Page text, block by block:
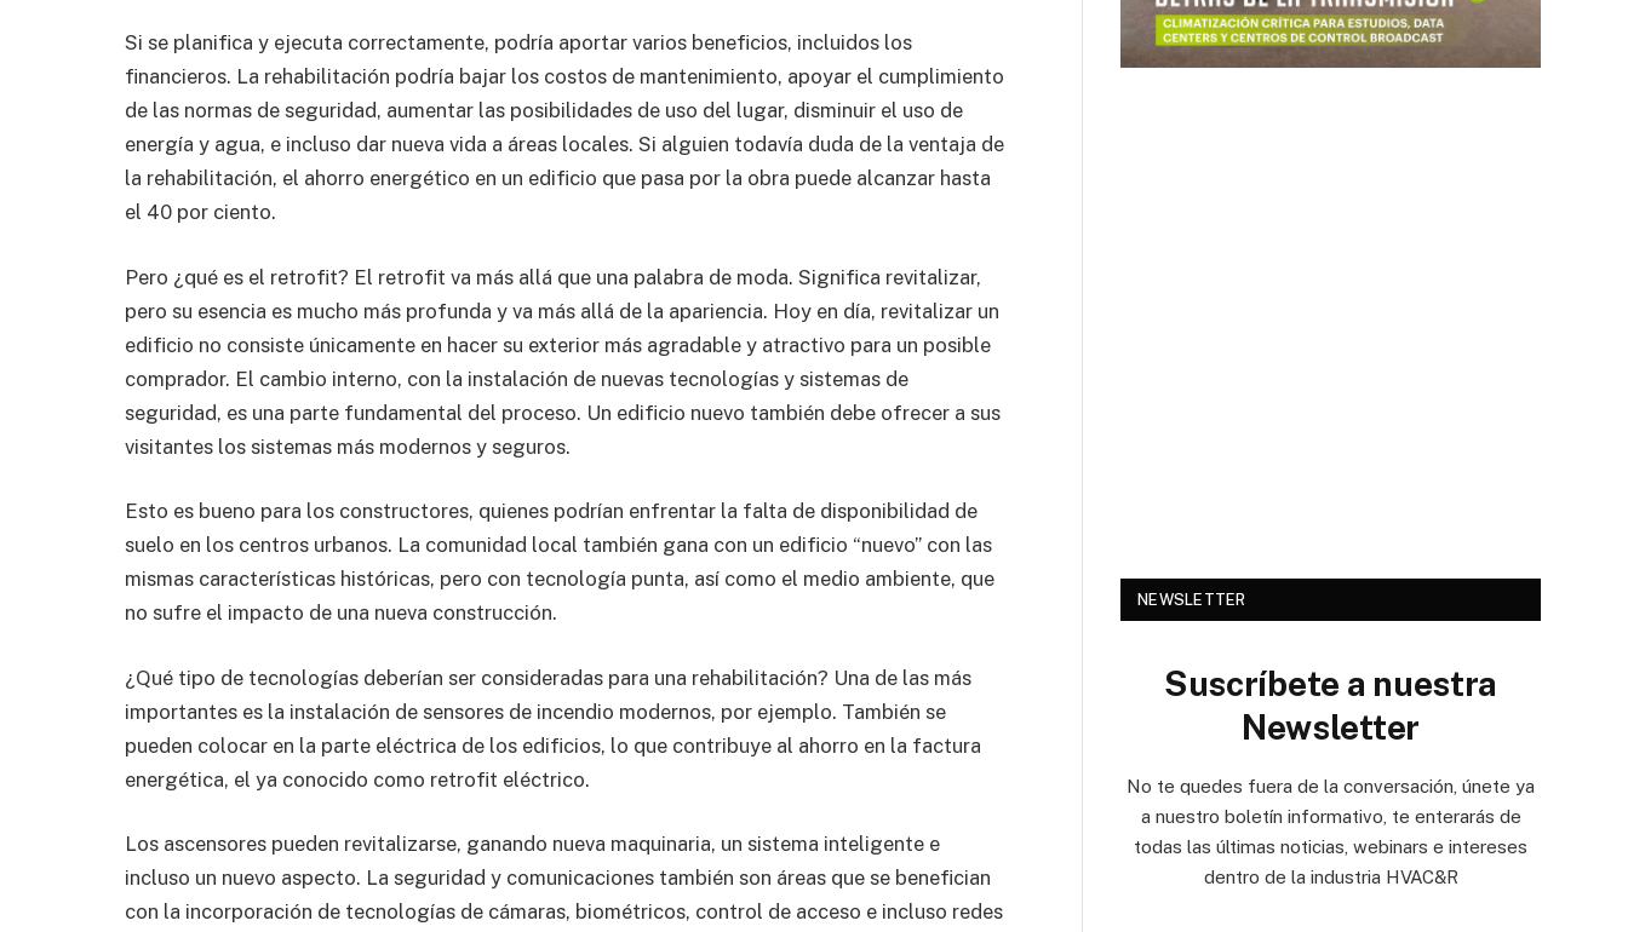
Si se planifica y ejecuta correctamente, podría aportar varios beneficios, incluidos los
financieros. La rehabilitación podría bajar los costos de mantenimiento, apoyar el cumplimiento
de las normas de seguridad, aumentar las posibilidades de uso del lugar, disminuir el uso de
energía y agua, e incluso dar nueva vida a áreas locales. Si alguien todavía duda de la ventaja de
la rehabilitación, el ahorro energético en un edificio que pasa por la obra puede alcanzar hasta
el 40 por ciento.
Pero ¿qué es el retrofit? El retrofit va más allá que una palabra de moda. Significa revitalizar,
pero su esencia es mucho más profunda y va más allá de la apariencia. Hoy en día, revitalizar un
edificio no consiste únicamente en hacer su exterior más agradable y atractivo para un posible
comprador. El cambio interno, con la instalación de nuevas tecnologías y sistemas de
seguridad, es una parte fundamental del proceso. Un edificio nuevo también debe ofrecer a sus
visitantes los sistemas más modernos y seguros.
Esto es bueno para los constructores, quienes podrían enfrentar la falta de disponibilidad de
suelo en los centros urbanos. La comunidad local también gana con un edificio “nuevo” con las
mismas características históricas, pero con tecnología punta, así como el medio ambiente, que
no sufre el impacto de una nueva construcción.
¿Qué tipo de tecnologías deberían ser consideradas para una rehabilitación? Una de las más
importantes es la instalación de sensores de incendio modernos, por ejemplo. También se
pueden colocar en la parte eléctrica de los edificios, lo que contribuye al ahorro en la factura
energética, el ya conocido como retrofit eléctrico.
Los ascensores pueden revitalizarse, ganando nueva maquinaria, un sistema inteligente e
incluso un nuevo aspecto. La seguridad y comunicaciones también son áreas que se benefician
con la incorporación de tecnologías de cámaras, biométricos, control de acceso e incluso redes
NEWSLETTER
Suscríbete a nuestra
Newsletter
No te quedes fuera de la conversación, únete ya
a nuestro boletín informativo, te enterarás de
todas las últimas noticias, webinars e intereses
dentro de la industria HVAC&R